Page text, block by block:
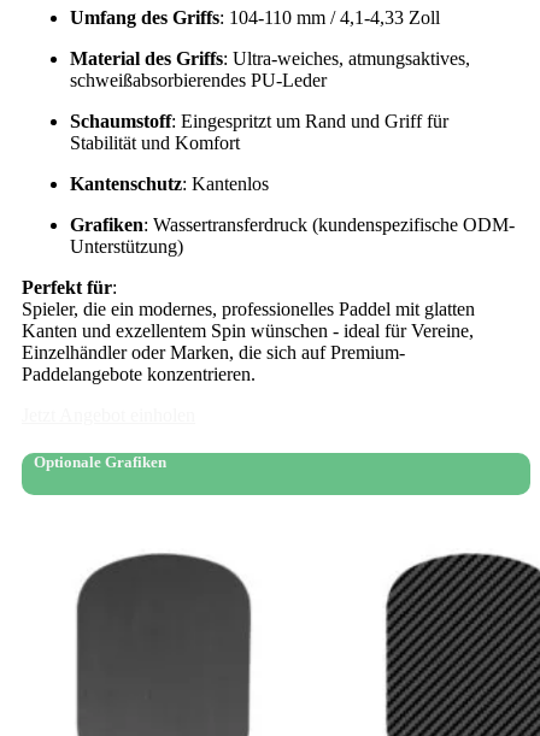
Umfang des Griffs: 104-110 mm / 4,1-4,33 Zoll
Material des Griffs: Ultra-weiches, atmungsaktives,
schweißabsorbierendes PU-Leder
Schaumstoff: Eingespritzt um Rand und Griff für
Stabilität und Komfort
Kantenschutz: Kantenlos
Grafiken: Wassertransferdruck (kundenspezifische ODM-
Unterstützung)
Perfekt für:
Spieler, die ein modernes, professionelles Paddel mit glatten
Kanten und exzellentem Spin wünschen - ideal für Vereine,
Einzelhändler oder Marken, die sich auf Premium-
Paddelangebote konzentrieren.
Optionale Grafiken